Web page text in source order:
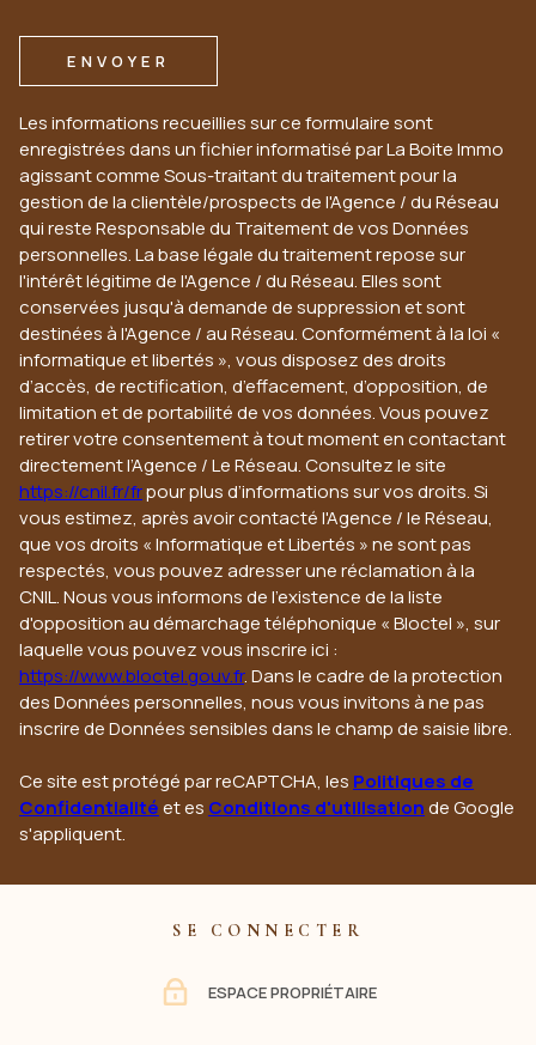
ENVOYER
Les informations recueillies sur ce formulaire sont
enregistrées dans un fichier informatisé par La Boite Immo
agissant comme Sous-traitant du traitement pour la
gestion de la clientèle/prospects de l'Agence / du Réseau
qui reste Responsable du Traitement de vos Données
personnelles. La base légale du traitement repose sur
l'intérêt légitime de l'Agence / du Réseau. Elles sont
conservées jusqu'à demande de suppression et sont
destinées à l'Agence / au Réseau. Conformément à la loi «
informatique et libertés », vous disposez des droits
d’accès, de rectification, d’effacement, d’opposition, de
limitation et de portabilité de vos données. Vous pouvez
retirer votre consentement à tout moment en contactant
directement l’Agence / Le Réseau. Consultez le site
https://cnil.fr/frpour plus d’informations sur vos droits. Si
vous estimez, après avoir contacté l'Agence / le Réseau,
que vos droits « Informatique et Libertés » ne sont pas
respectés, vous pouvez adresser une réclamation à la
CNIL. Nous vous informons de l’existence de la liste
d'opposition au démarchage téléphonique « Bloctel », sur
laquelle vous pouvez vous inscrire ici :
https://www.bloctel.gouv.fr. Dans le cadre de la protection
des Données personnelles, nous vous invitons à ne pas
inscrire de Données sensibles dans le champ de saisie libre.
Ce site est protégé par reCAPTCHA, les Politiques de
Confidentialitéet es Conditions d'utilisationde Google
s'appliquent.
SE CONNECTER
ESPACE PROPRIÉTAIRE